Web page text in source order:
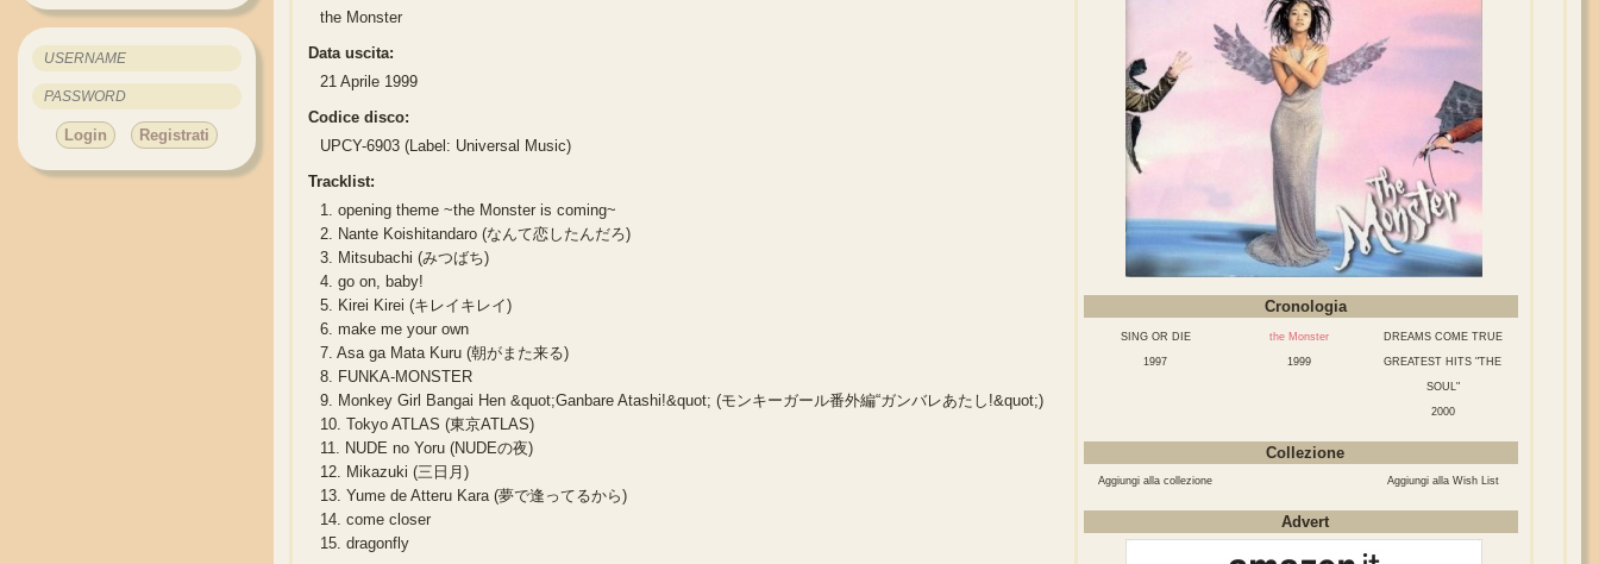
Login Registrati
Cronologia
SING OR DIE
1997
the Monster
1999
DREAMS COME TRUE
GREATEST HITS "THE
SOUL"
2000
Collezione
Aggiungi alla collezione Aggiungi alla Wish List
Advert
the Monster
Data uscita:
21 Aprile 1999
Codice disco:
UPCY-6903 (Label: Universal Music)
Tracklist:
1. opening theme ~the Monster is coming~
2. Nante Koishitandaro (なんて恋したんだろ)
3. Mitsubachi (みつばち)
4. go on, baby!
5. Kirei Kirei (キレイキレイ)
6. make me your own
7. Asa ga Mata Kuru (朝がまた来る)
8. FUNKA-MONSTER
9. Monkey Girl Bangai Hen &quot;Ganbare Atashi!&quot; (モンキーガール番外編“ガンバレあたし!&quot;)
10. Tokyo ATLAS (東京ATLAS)
11. NUDE no Yoru (NUDEの夜)
12. Mikazuki (三日月)
13. Yume de Atteru Kara (夢で逢ってるから)
14. come closer
15. dragonfly